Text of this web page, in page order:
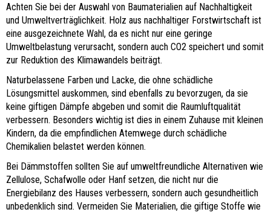
Achten Sie bei der Auswahl von Baumaterialien auf Nachhaltigkeit
und Umweltverträglichkeit. Holz aus nachhaltiger Forstwirtschaft ist
eine ausgezeichnete Wahl, da es nicht nur eine geringe
Umweltbelastung verursacht, sondern auch CO2 speichert und somit
zur Reduktion des Klimawandels beiträgt.
Naturbelassene Farben und Lacke, die ohne schädliche
Lösungsmittel auskommen, sind ebenfalls zu bevorzugen, da sie
keine giftigen Dämpfe abgeben und somit die Raumluftqualität
verbessern. Besonders wichtig ist dies in einem Zuhause mit kleinen
Kindern, da die empfindlichen Atemwege durch schädliche
Chemikalien belastet werden können.
Bei Dämmstoffen sollten Sie auf umweltfreundliche Alternativen wie
Zellulose, Schafwolle oder Hanf setzen, die nicht nur die
Energiebilanz des Hauses verbessern, sondern auch gesundheitlich
unbedenklich sind. Vermeiden Sie Materialien, die giftige Stoffe wie